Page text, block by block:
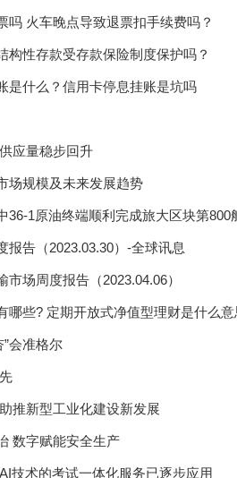
吗 火车晚点导致退票扣手续费吗？
构性存款受存款保险制度保护吗？
是什么？信用卡停息挂账是坑吗
应量稳步回升
场规模及未来发展趋势
1原油终端顺利完成旅大区块第800
报告（2023.03.30）-全球讯息
场周度报告（2023.04.06）
哪些? 定期开放式净值型理财是什么
会准格尔
推新型工业化建设新发展
数字赋能安全生产
技术的考试一体化服务已逐步应用